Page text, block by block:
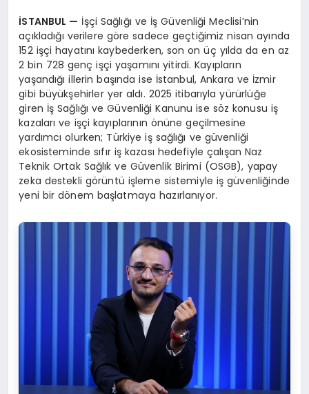
İSTANBUL — İşçi Sağlığı ve İş Güvenliği Meclisi’nin
açıkladığı verilere göre sadece geçtiğimiz nisan ayında
152 işçi hayatını kaybederken, son on üç yılda da en az
2 bin 728 genç işçi yaşamını yitirdi. Kayıpların
yaşandığı illerin başında ise İstanbul, Ankara ve İzmir
gibi büyükşehirler yer aldı. 2025 itibarıyla yürürlüğe
giren İş Sağlığı ve Güvenliği Kanunu ise söz konusu iş
kazaları ve işçi kayıplarının önüne geçilmesine
yardımcı olurken; Türkiye iş sağlığı ve güvenliği
ekosisteminde sıfır iş kazası hedefiyle çalışan Naz
Teknik Ortak Sağlık ve Güvenlik Birimi (OSGB), yapay
zeka destekli görüntü işleme sistemiyle iş güvenliğinde
yeni bir dönem başlatmaya hazırlanıyor.